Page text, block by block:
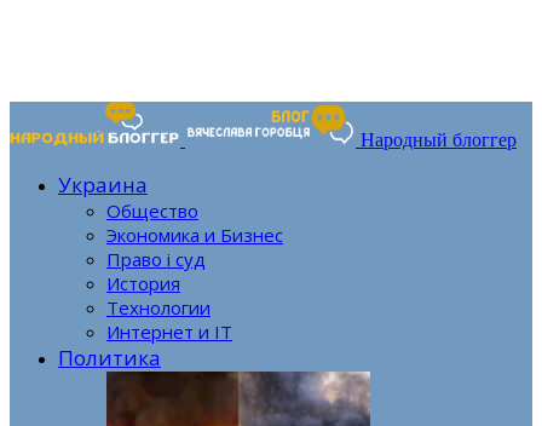
Народный блоггер
Украина
Общество
Экономика и Бизнес
Право і суд
История
Технологии
Интернет и IT
Политика